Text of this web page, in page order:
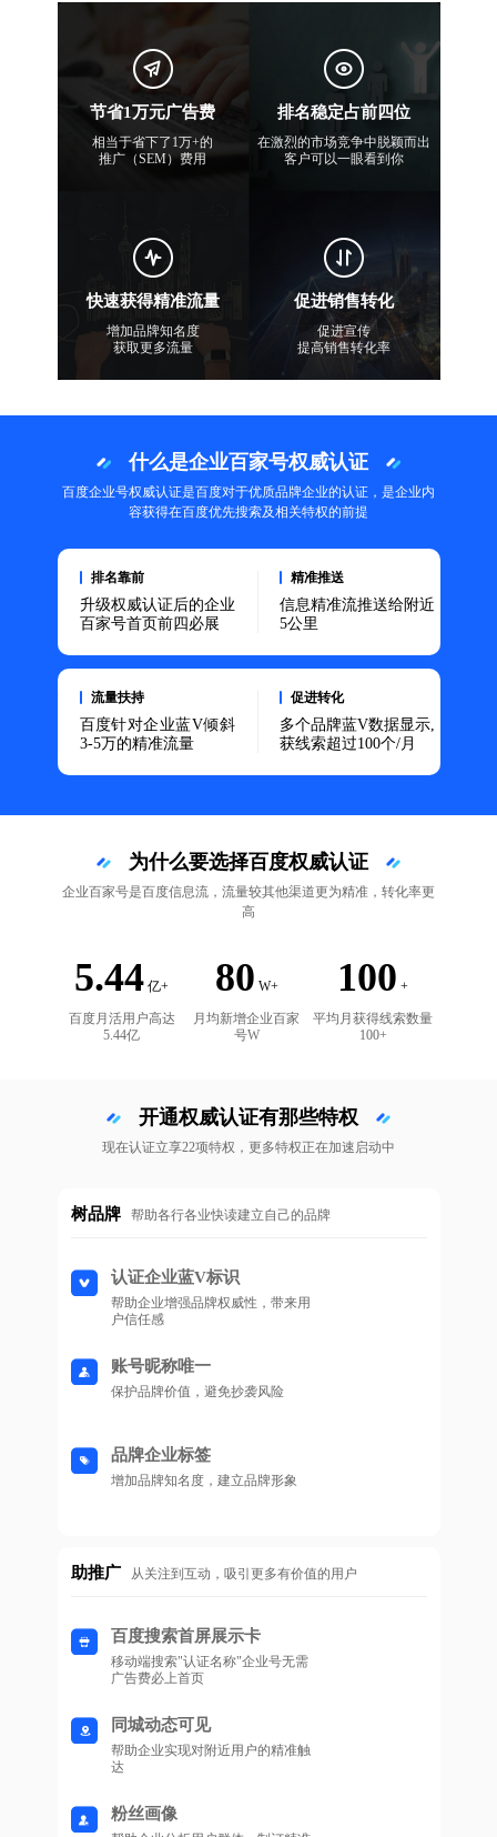
节省1万元广告费
相当于省下了1万+的
推广（SEM）费用
排名稳定占前四位
在激烈的市场竞争中脱颖而出
客户可以一眼看到你
快速获得精准流量
增加品牌知名度
获取更多流量
促进销售转化
促进宣传
提高销售转化率
什么是企业百家号权威认证
百度企业号权威认证是百度对于优质品牌企业的认证，是企业内
容获得在百度优先搜索及相关特权的前提
排名靠前
升级权威认证后的企业
百家号首页前四必展
精准推送
信息精准流推送给附近
5公里
流量扶持
百度针对企业蓝V倾斜
3-5万的精准流量
促进转化
多个品牌蓝V数据显示,
获线索超过100个/月
为什么要选择百度权威认证
企业百家号是百度信息流，流量较其他渠道更为精准，转化率更
高
5.44 亿+
百度月活用户高达
5.44亿
80 W+
月均新增企业百家
号W
100 +
平均月获得线索数量
100+
开通权威认证有那些特权
现在认证立享22项特权，更多特权正在加速启动中
树品牌 帮助各行各业快读建立自己的品牌
认证企业蓝V标识
帮助企业增强品牌权威性，带来用
户信任感
账号昵称唯一
保护品牌价值，避免抄袭风险
品牌企业标签
增加品牌知名度，建立品牌形象
助推广 从关注到互动，吸引更多有价值的用户
百度搜索首屏展示卡
移动端搜索"认证名称"企业号无需
广告费必上首页
同城动态可见
帮助企业实现对附近用户的精准触
达
粉丝画像